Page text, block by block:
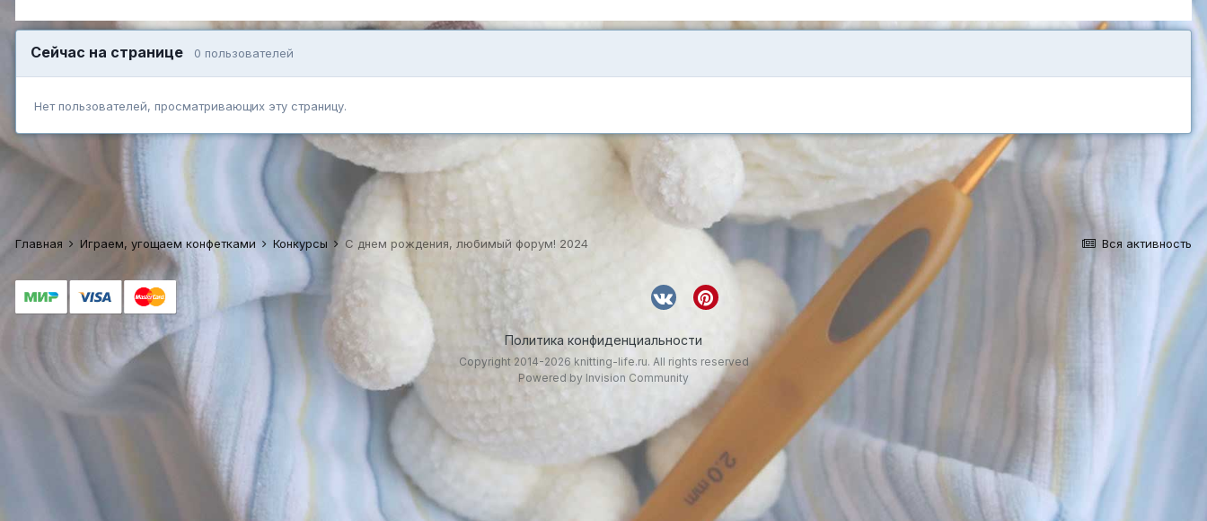
Сейчас на странице 0 пользователей
Нет пользователей, просматривающих эту страницу.
Вся активность
Главная Играем, угощаем конфетками Конкурсы С днем рождения, любимый форум! 2024
Политика конфиденциальности
Copyright 2014-2026 knitting-life.ru. All rights reserved
Powered by Invision Community